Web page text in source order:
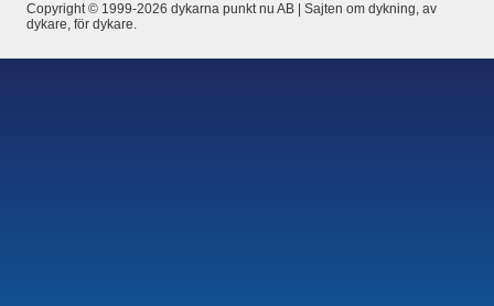
Copyright © 1999-2026 dykarna punkt nu AB | Sajten om dykning, av
dykare, för dykare.